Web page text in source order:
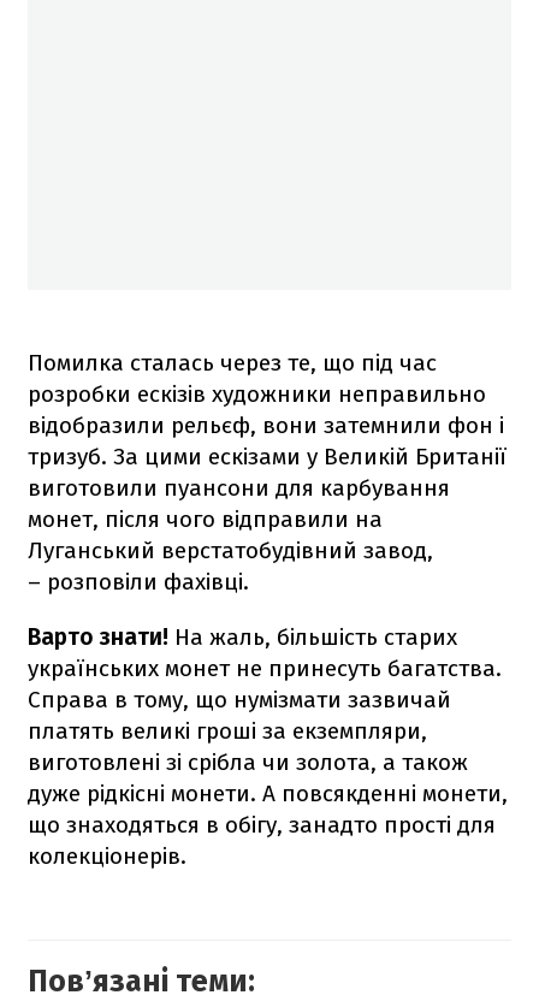
Помилка сталась через те, що під час
розробки ескізів художники неправильно
відобразили рельєф, вони затемнили фон і
тризуб. За цими ескізами у Великій Британії
виготовили пуансони для карбування
монет, після чого відправили на
Луганський верстатобудівний завод,
– розповіли фахівці.
Варто знати! На жаль, більшість старих
українських монет не принесуть багатства.
Справа в тому, що нумізмати зазвичай
платять великі гроші за екземпляри,
виготовлені зі срібла чи золота, а також
дуже рідкісні монети. А повсякденні монети,
що знаходяться в обігу, занадто прості для
колекціонерів.
Повʼязані теми: